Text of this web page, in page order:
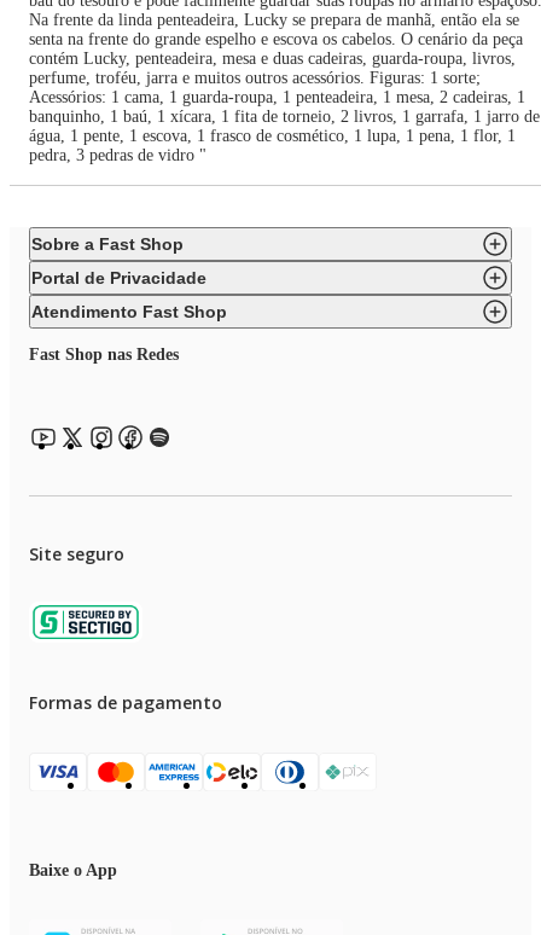
Na frente da linda penteadeira, Lucky se prepara de manhã, então ela se
senta na frente do grande espelho e escova os cabelos. O cenário da peça
contém Lucky, penteadeira, mesa e duas cadeiras, guarda-roupa, livros,
perfume, troféu, jarra e muitos outros acessórios. Figuras: 1 sorte;
Acessórios: 1 cama, 1 guarda-roupa, 1 penteadeira, 1 mesa, 2 cadeiras, 1
banquinho, 1 baú, 1 xícara, 1 fita de torneio, 2 livros, 1 garrafa, 1 jarro de
água, 1 pente, 1 escova, 1 frasco de cosmético, 1 lupa, 1 pena, 1 flor, 1
pedra, 3 pedras de vidro "
Sobre a Fast Shop
Portal de Privacidade
Atendimento Fast Shop
Fast Shop nas Redes
Site seguro
Formas de pagamento
Baixe o App